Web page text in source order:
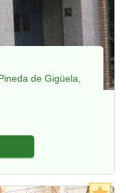
de Gigüela,